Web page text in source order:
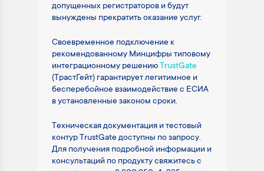
допущенных регистраторов и будут
вынуждены прекратить оказание услуг.
Своевременное подключение к
рекомендованному Минцифры типовому
интеграционному решениюTrustGate
(ТрастГейт) гарантирует легитимное и
бесперебойное взаимодействие с ЕСИА
в установленные законом сроки.
Техническая документация и тестовый
контур TrustGate доступны по запросу.
Для получения подробной информации и
консультаций по продукту свяжитесь с